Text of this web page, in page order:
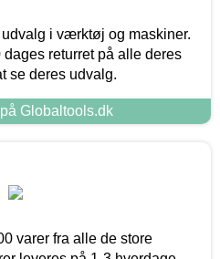
i værktøj og maskiner.
returret på alle deres
se deres udvalg.
Globaltools.dk
varer fra alle de store